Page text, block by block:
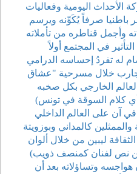
الأحداث اليومية وفعاليات
باطنيا صرفاً يُكَوِّنه ويرسم
وأجمل قناطره من تأملاته
في المجتمع أولاً
له تفردُ إحساسه الدرامي
خلال مسرحية "عشاق
الخارجي بكل صخبه
كلام السوقة في تونس)
آن على العالم الداخلي
والممثلين كالمداني وبوزويتة
ليبين من خلال ألوان
نص لفنان كمنصف ذويب)
وتساؤلاته بعد أن